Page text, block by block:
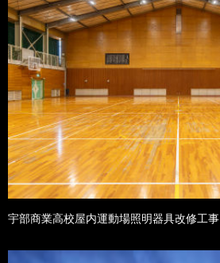
宇部商業高校屋内運動場照明器具改修工事